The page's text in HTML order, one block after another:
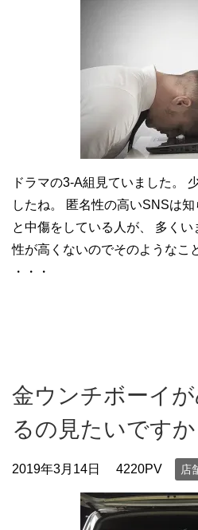
ドラマの3-A組見ていました。
したね。 匿名性の高いSNSは
と中傷をしている人が、 多く
性が高くないのでそのようなこ
・・・
金ウンチボーイ
るの見たいですか
2019年3月14日 4220PV 店